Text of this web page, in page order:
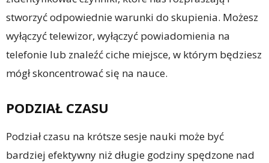
stworzyć odpowiednie warunki do skupienia. Możesz
wyłączyć telewizor, wyłączyć powiadomienia na
telefonie lub znaleźć ciche miejsce, w którym będziesz
mógł skoncentrować się na nauce.
PODZIAŁ CZASU
Podział czasu na krótsze sesje nauki może być
bardziej efektywny niż długie godziny spędzone nad